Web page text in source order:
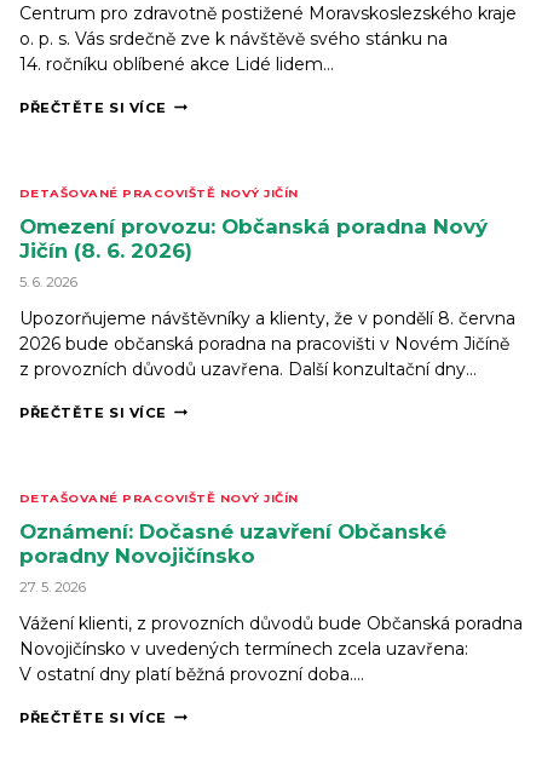
Centrum pro zdravotně postižené Moravskoslezského kraje
o. p. s. Vás srdečně zve k návštěvě svého stánku na
14. ročníku oblíbené akce Lidé lidem…
PŘEČTĚTE SI VÍCE PŘIJĎTE
LIDEM
2026!
DETAŠOVANÉ PRACOVIŠTĚ NOVÝ JIČÍN
Omezení provozu: Občanská poradna Nový
Jičín (8. 6. 2026)
5. 6. 2026
Upozorňujeme návštěvníky a klienty, že v pondělí 8. června
2026 bude občanská poradna na pracovišti v Novém Jičíně
z provozních důvodů uzavřena. Další konzultační dny…
PŘEČTĚTE SI VÍCE OMEZENÍ
JIČÍN
(8. 6. 2026)
DETAŠOVANÉ PRACOVIŠTĚ NOVÝ JIČÍN
Oznámení: Dočasné uzavření Občanské
poradny Novojičínsko
27. 5. 2026
Vážení klienti, z provozních důvodů bude Občanská poradna
Novojičínsko v uvedených termínech zcela uzavřena:
V ostatní dny platí běžná provozní doba….
PŘEČTĚTE SI VÍCE OZNÁMENÍ: